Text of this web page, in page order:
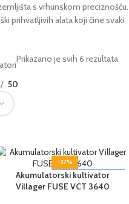
s vrhunskom preciznošću.
prihvatljivih alata koji čine svaki
Prikazano je svih 6 rezultata
50
-37%
3 GODINE GARANCIJA
Akumulatorski kultivator
Villager FUSE VCT 3640